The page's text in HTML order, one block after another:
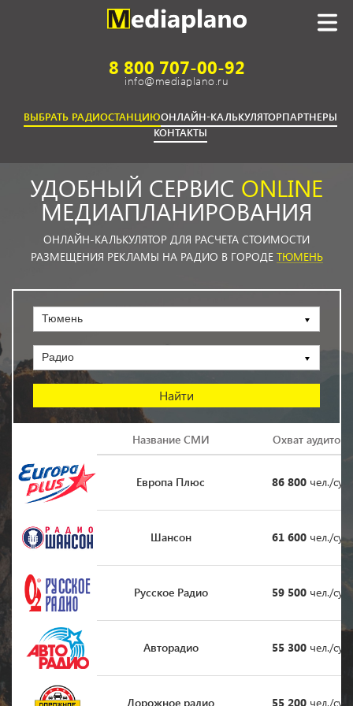
8 800 707-00-92
info@mediaplano.ru
УДОБНЫЙ СЕРВИС ONLINE
МЕДИАПЛАНИРОВАНИЯ
ОНЛАЙН-КАЛЬКУЛЯТОР ДЛЯ РАСЧЕТА СТОИМОСТИ
РАЗМЕЩЕНИЯ РЕКЛАМЫ НА РАДИО В ГОРОДЕ ТЮМЕНЬ
Тюмень
Радио
Название СМИ Охват
Европа Плюс 86 800 чел./
Шансон 61 600 чел./
Русское Радио 59 500 чел./
Авторадио 55 300 чел./
Дорожное радио 55 200 чел./
ВЫБРАТЬ РАДИОСТАНЦИЮОНЛАЙН-КАЛЬКУЛЯТОРПАРТНЕРЫ
КОНТАКТЫ